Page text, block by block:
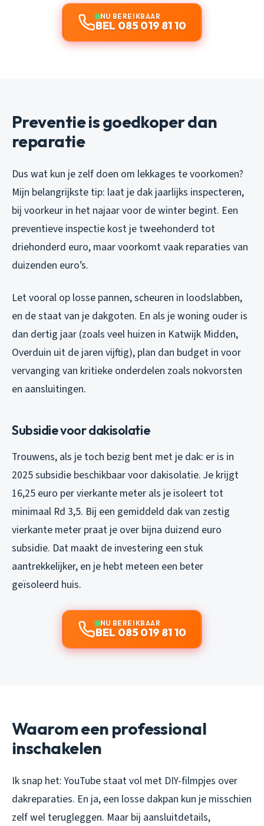
NU BEREIKBAAR
BEL 085 019 81 10
Preventie is goedkoper dan
reparatie
Dus wat kun je zelf doen om lekkages te voorkomen?
Mijn belangrijkste tip: laat je dak jaarlijks inspecteren,
bij voorkeur in het najaar voor de winter begint. Een
preventieve inspectie kost je tweehonderd tot
driehonderd euro, maar voorkomt vaak reparaties van
duizenden euro’s.
Let vooral op losse pannen, scheuren in loodslabben,
en de staat van je dakgoten. En als je woning ouder is
dan dertig jaar (zoals veel huizen in Katwijk Midden,
Overduin uit de jaren vijftig), plan dan budget in voor
vervanging van kritieke onderdelen zoals nokvorsten
en aansluitingen.
Subsidie voor dakisolatie
Trouwens, als je toch bezig bent met je dak: er is in
2025 subsidie beschikbaar voor dakisolatie. Je krijgt
16,25 euro per vierkante meter als je isoleert tot
minimaal Rd 3,5. Bij een gemiddeld dak van zestig
vierkante meter praat je over bijna duizend euro
subsidie. Dat maakt de investering een stuk
aantrekkelijker, en je hebt meteen een beter
geïsoleerd huis.
NU BEREIKBAAR
BEL 085 019 81 10
Waarom een professional
inschakelen
Ik snap het: YouTube staat vol met DIY-filmpjes over
dakreparaties. En ja, een losse dakpan kun je misschien
zelf wel terugleggen. Maar bij aansluitdetails,